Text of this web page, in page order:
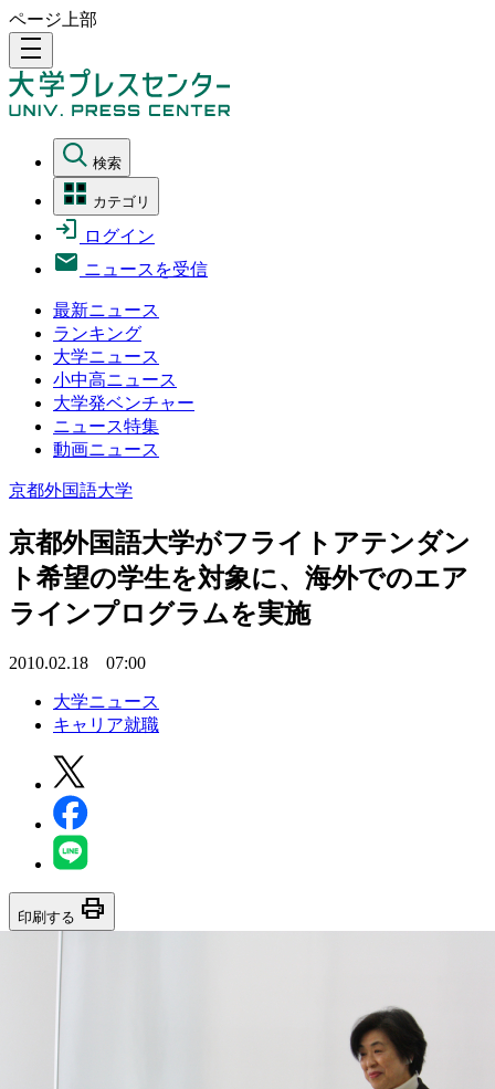
ページ上部
density_medium
検索
カテゴリ
ログイン
ニュースを受信
最新ニュース
ランキング
大学ニュース
小中高ニュース
大学発ベンチャー
ニュース特集
動画ニュース
京都外国語大学
京都外国語大学がフライトアテンダン
ト希望の学生を対象に、海外でのエア
ラインプログラムを実施
2010.02.18 07:00
大学ニュース
キャリア就職
印刷する print